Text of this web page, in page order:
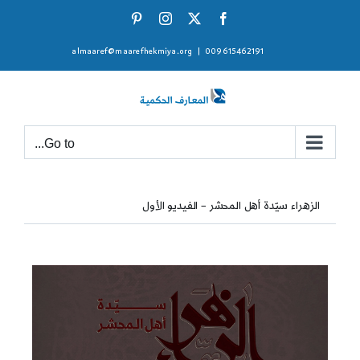
Facebook
X
Instagram
009615462191
almaaref@maarefhekmiya.org
Go to...
الزهراء سيّدة أهل المحشر – الفيديو الأول